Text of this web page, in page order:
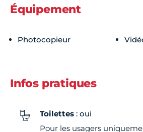
Samedi
Dimanche
Équipement
Photocopieur
Infos pratiques
Toilettes : oui
Pour les usagers